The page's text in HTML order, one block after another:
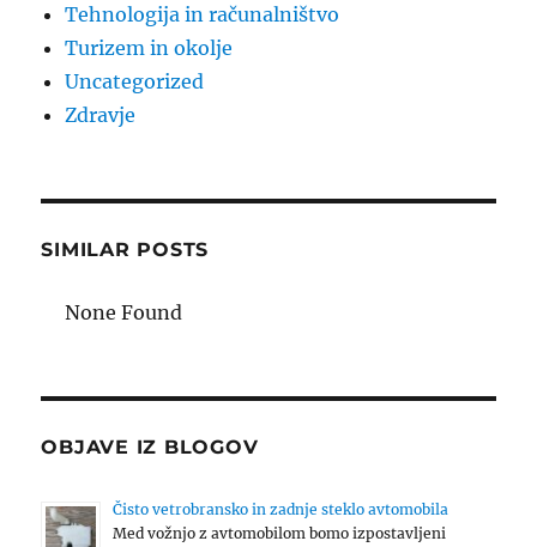
Tehnologija in računalništvo
Turizem in okolje
Uncategorized
Zdravje
SIMILAR POSTS
None Found
OBJAVE IZ BLOGOV
Čisto vetrobransko in zadnje steklo avtomobila
Med vožnjo z avtomobilom bomo izpostavljeni